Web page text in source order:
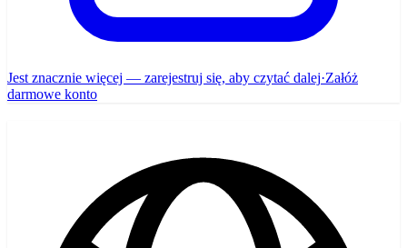
Jest znacznie więcej — zarejestruj się, aby czytać dalej·Załóż
darmowe konto